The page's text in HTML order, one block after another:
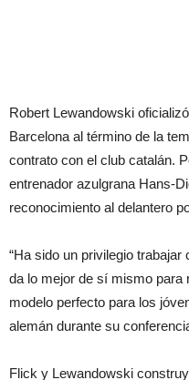
Robert Lewandowski
Barcelona al término de la
contrato con el club catalán.
entrenador azulgrana Hans-
reconocimiento al delantero
“Ha sido un privilegio
da lo mejor de sí mismo para
modelo perfecto para los
alemán durante su
Flick y Lewandowski